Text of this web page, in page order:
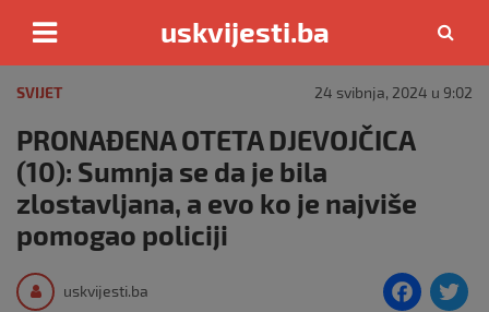
content
uskvijesti.ba
SVIJET 24 svibnja, 2024 u 9:02
PRONAĐENA OTETA DJEVOJČICA
(10): Sumnja se da je bila
zlostavljana, a evo ko je najviše
pomogao policiji
uskvijesti.ba
F